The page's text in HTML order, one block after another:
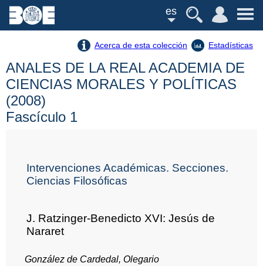
es
Acerca de esta colección Estadísticas
ANALES DE LA REAL ACADEMIA DE
CIENCIAS MORALES Y POLÍTICAS
(2008)
Fascículo 1
Intervenciones Académicas. Secciones.
Ciencias Filosóficas
J. Ratzinger-Benedicto XVI: Jesús de
Nararet
González de Cardedal, Olegario